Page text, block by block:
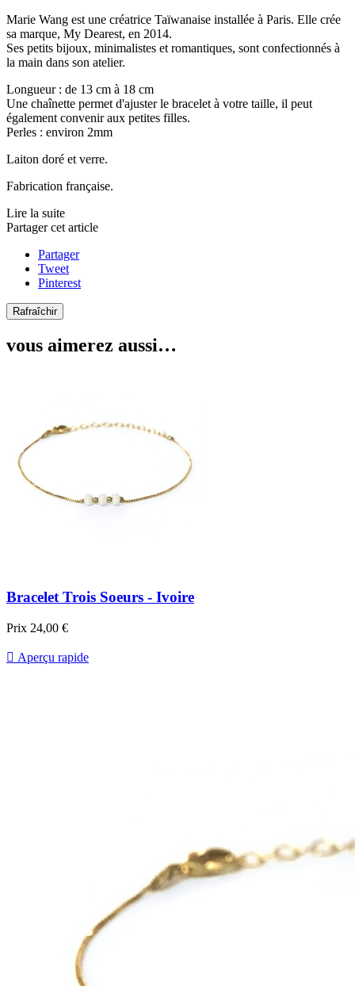
Marie Wang est une créatrice Taïwanaise installée à Paris. Elle crée
sa marque, My Dearest, en 2014.
Ses petits bijoux, minimalistes et romantiques, sont confectionnés à
la main dans son atelier.
Longueur : de 13 cm à 18 cm
Une chaînette permet d'ajuster le bracelet à votre taille, il peut
également convenir aux petites filles.
Perles : environ 2mm
Laiton doré et verre.
Fabrication française.
Lire la suite
Partager cet article
Partager
Tweet
Pinterest
vous aimerez aussi…
Bracelet Trois Soeurs - Ivoire
Prix 24,00 €
 Aperçu rapide